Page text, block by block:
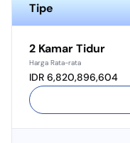
Tipe
2 Kamar Tidur
Harga Rata-rata
IDR 6,820,896,604